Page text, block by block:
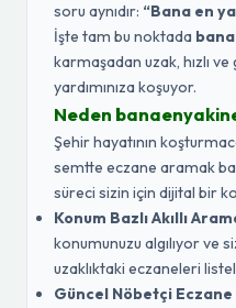
soru aynıdır: “Bana en
İşte tam bu noktada
karmaşadan uzak, hızlı
yardımınıza koşuyor.
Neden
Şehir hayatının
semtte eczane aramak
süreci sizin için dijital bir
Konum Bazlı Akıllı
konumunuzu algılıyor ve
uzaklıktaki eczaneleri
Güncel Nöbetçi